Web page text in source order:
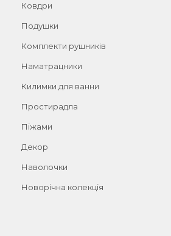
Ковдри
Подушки
Комплекти рушників
Наматрацники
Килимки для ванни
Простирадла
Піжами
Декор
Наволочки
Новорічна колекція